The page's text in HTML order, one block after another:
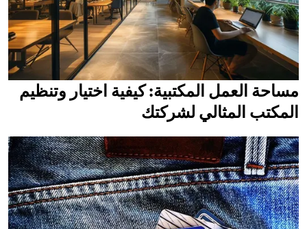
مساحة العمل المكتبية: كيفية اختيار وتنظيم
المكتب المثالي لشركتك